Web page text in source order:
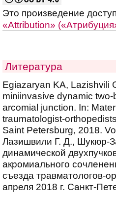
Это произведение
«Attribution»
Литература
Egiazaryan KA, Lazishvili
miniinvasive dynamic
arcomial junction. In:
traumatologist-
Saint Petersburg, 2018.
Лазишвили Г. Д., Шукюр-
динамической
акромиального
съезда травматологов-
апреля 2018 г. Санкт-